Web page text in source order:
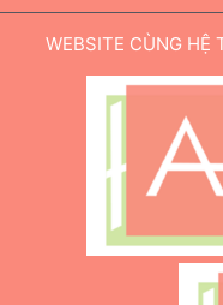
WEBSITE CÙNG HỆ